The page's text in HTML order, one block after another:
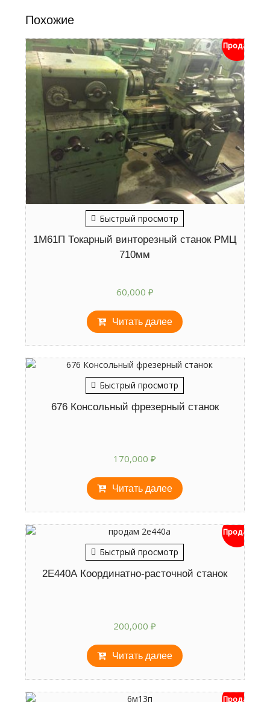
Похожие
Быстрый просмотр
Продан
1М61П Токарный винторезный станок РМЦ
710мм
60,000 ₽
Читать далее
Быстрый просмотр
676 Консольный фрезерный станок
170,000₽
Читать далее
Быстрый просмотр
Продан
2Е440А Координатно-расточной станок
200,000₽
Читать далее
Продан